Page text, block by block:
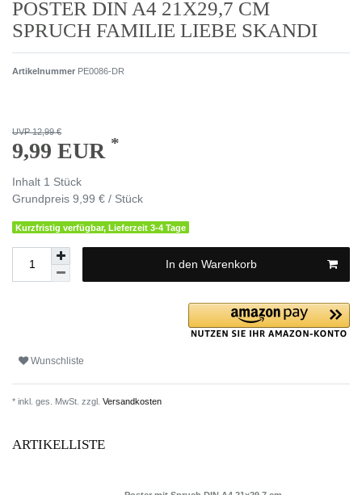
POSTER DIN A4 21X29,7 CM
SPRUCH FAMILIE LIEBE SKANDI
Artikelnummer PE0086-DR
UVP 12,99 €
9,99 EUR *
Inhalt 1 Stück
Grundpreis 9,99 € / Stück
Kurzfristig verfügbar, Lieferzeit 3-4 Tage
In den Warenkorb
Wunschliste
* inkl. ges. MwSt. zzgl. Versandkosten
ARTIKELLISTE